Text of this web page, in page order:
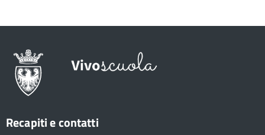
Recapiti e contatti